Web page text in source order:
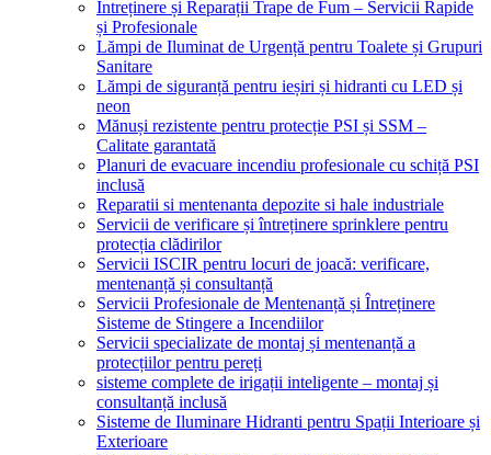
Întreținere și Reparații Trape de Fum – Servicii Rapide
și Profesionale
Lămpi de Iluminat de Urgență pentru Toalete și Grupuri
Sanitare
Lămpi de siguranță pentru ieșiri și hidranti cu LED și
neon
Mănuși rezistente pentru protecție PSI și SSM –
Calitate garantată
Planuri de evacuare incendiu profesionale cu schiță PSI
inclusă
Reparatii si mentenanta depozite si hale industriale
Servicii de verificare și întreținere sprinklere pentru
protecția clădirilor
Servicii ISCIR pentru locuri de joacă: verificare,
mentenanță și consultanță
Servicii Profesionale de Mentenanță și Întreținere
Sisteme de Stingere a Incendiilor
Servicii specializate de montaj și mentenanță a
protecțiilor pentru pereți
sisteme complete de irigații inteligente – montaj și
consultanță inclusă
Sisteme de Iluminare Hidranti pentru Spații Interioare și
Exterioare